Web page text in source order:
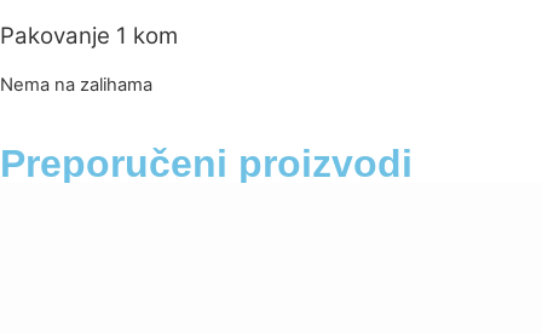
Pakovanje 1 kom
Nema na zalihama
Preporučeni proizvodi